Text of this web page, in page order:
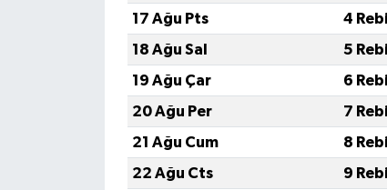
17 Ağu Pts
4
18 Ağu Sal
5
19 Ağu Çar
6
20 Ağu Per
7
21 Ağu Cum
8
22 Ağu Cts
9